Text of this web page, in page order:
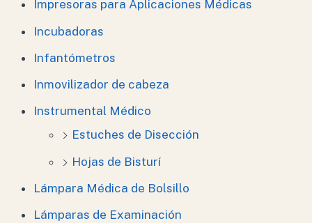
Impresoras para Aplicaciones Médicas
Incubadoras
Infantómetros
Inmovilizador de cabeza
Instrumental Médico
Estuches de Disección
Hojas de Bisturí
Lámpara Médica de Bolsillo
Lámparas de Examinación